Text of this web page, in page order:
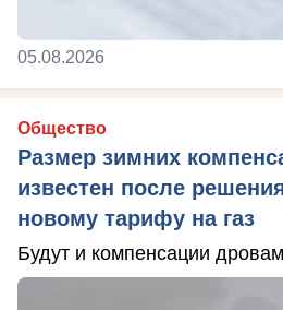
05.08.2026
Общество
Размер зимних
известен после
новому тарифу на газ
Будут и компенсации